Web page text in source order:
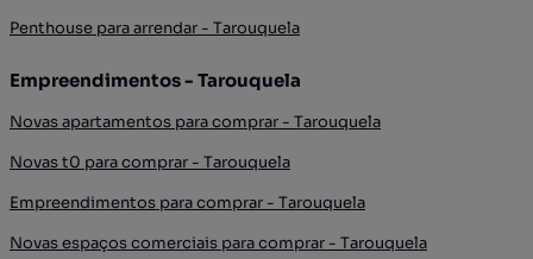
Penthouse para arrendar - Tarouquela
Empreendimentos - Tarouquela
Novas apartamentos para comprar - Tarouquela
Novas t0 para comprar - Tarouquela
Empreendimentos para comprar - Tarouquela
Novas espaços comerciais para comprar - Tarouquela